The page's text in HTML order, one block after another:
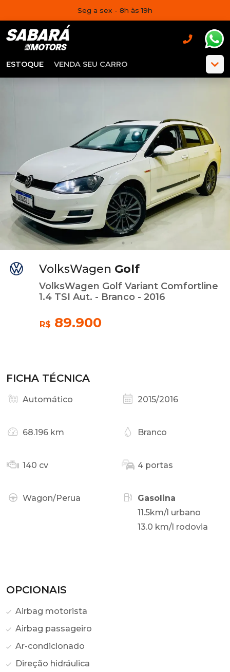
Seg a sex - 8h às 19h
ESTOQUE VENDA SEU CARRO
VolksWagen Golf
VolksWagen Golf Variant Comfortline
1.4 TSI Aut. - Branco - 2016
R$ 89.900
FICHA TÉCNICA
Automático 2015/2016
68.196 km Branco
140 cv 4 portas
Wagon/Perua
Gasolina
11.5km/l urbano
13.0 km/l rodovia
OPCIONAIS
Airbag motorista
Airbag passageiro
Ar-condicionado
Direção hidráulica